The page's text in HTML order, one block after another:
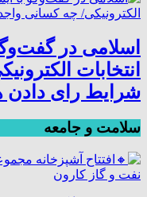
اسلامی در
انتخابات
شرایط رای دادن
سلامت و جامعه